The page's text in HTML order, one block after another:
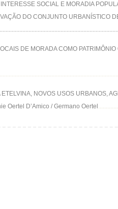
SOCIAL E MORADIA
DO CONJUNTO URBANÍSTICO
DE MORADA COMO
NOVOS USOS URBANOS,
Oertel D’Amico / Germano Oertel